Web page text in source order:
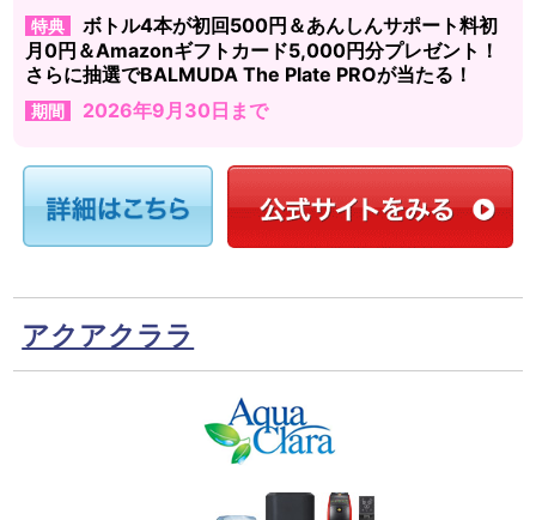
特典
ボトル4本が初回500円＆あんしんサポート料初
月0円＆Amazonギフトカード5,000円分プレゼント！
さらに抽選でBALMUDA The Plate PROが当たる！
期間 2026年9月30日まで
アクアクララ